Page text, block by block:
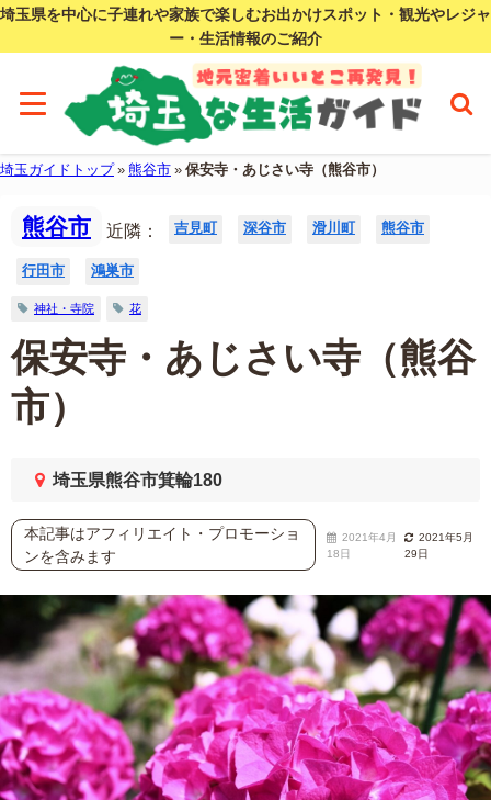
埼玉県を中心に子連れや家族で楽しむお出かけスポット・観光やレジャ
ー・生活情報のご紹介
埼玉ガイドトップ» 熊谷市 » 保安寺・あじさい寺（熊谷市）
熊谷市 近隣： 吉見町 深谷市 滑川町 熊谷市
行田市 鴻巣市
神社・寺院 花
保安寺・あじさい寺（熊谷
市）
埼玉県熊谷市箕輪180
本記事はアフィリエイト・プロモーショ
ンを含みます
2021年4月
18日
2021年5月
29日